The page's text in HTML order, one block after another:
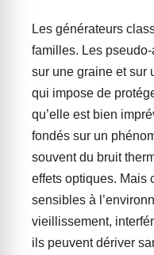
Les générateurs
familles. Les
sur une graine et sur
qui impose de
qu’elle est bien
fondés sur un
souvent du bruit
effets optiques. Mais
sensibles à
vieillissement,
ils peuvent dériver